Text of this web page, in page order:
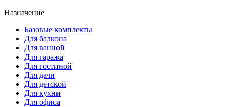
Назначение
Базовые комплекты
Для балкона
Для ванной
Для гаража
Для гостиной
Для дачи
Для детской
Для кухни
Для офиса